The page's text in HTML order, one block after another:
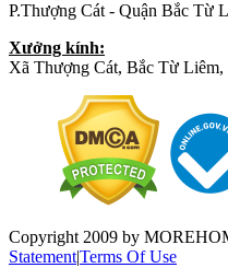
P.Thượng Cát - Quận Bắc Từ
Xưởng kính:
Xã Thượng Cát, Bắc Từ
Copyright 2009 by
Statement|Terms Of Use